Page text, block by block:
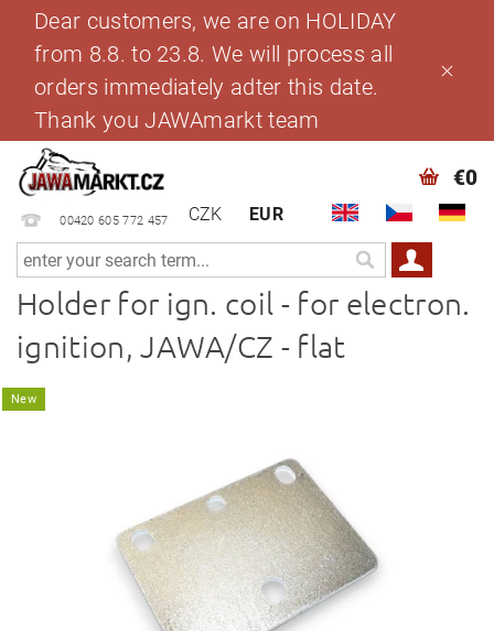
Dear customers, we are on HOLIDAY
from 8.8. to 23.8. We will process all
orders immediately adter this date.
Thank you JAWAmarkt team
00420 605 772 457 CZK EUR
€0
Holder for ign. coil - for electron.
ignition, JAWA/CZ - flat
New